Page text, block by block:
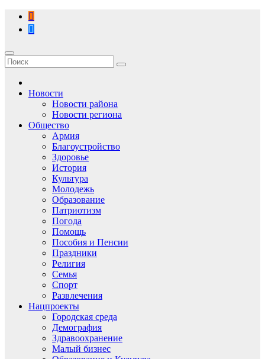
Перейти
содержимому
Новости
Новости района
Новости региона
Общество
Армия
Благоустройство
Здоровье
История
Культура
Молодежь
Образование
Патриотизм
Погода
Помощь
Пособия и Пенсии
Праздники
Религия
Семья
Спорт
Развлечения
Нацпроекты
Городская среда
Демография
Здравоохранение
Малый бизнес